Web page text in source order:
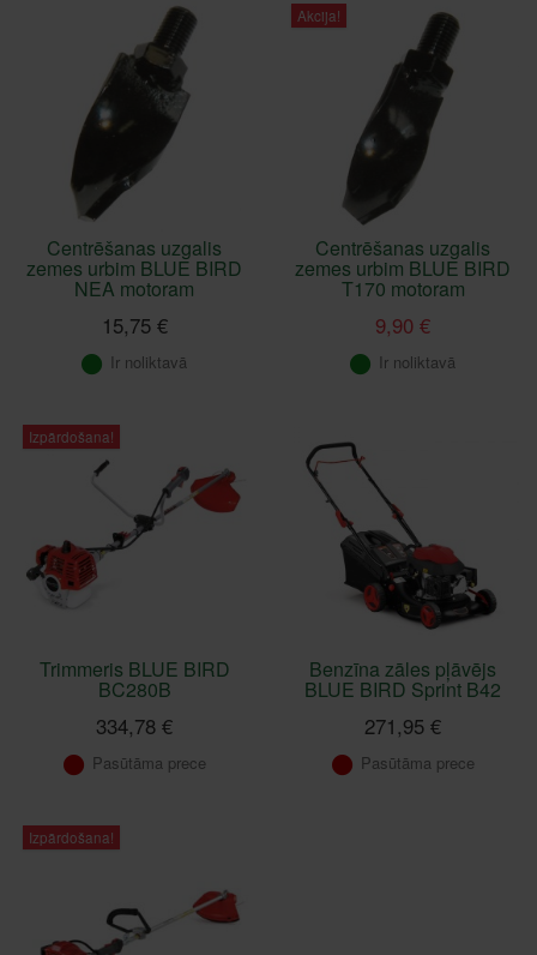
Centrēšanas uzgalis
zemes urbim BLUE BIRD
NEA motoram
15,75 €
Ir noliktavā
Akcija!
Centrēšanas uzgalis
zemes urbim BLUE BIRD
T170 motoram
9,90 €
Ir noliktavā
Izpārdošana!
Trimmeris BLUE BIRD
BC280B
334,78 €
Pasūtāma prece
Benzīna zāles pļāvējs
BLUE BIRD Sprint B42
271,95 €
Pasūtāma prece
Izpārdošana!